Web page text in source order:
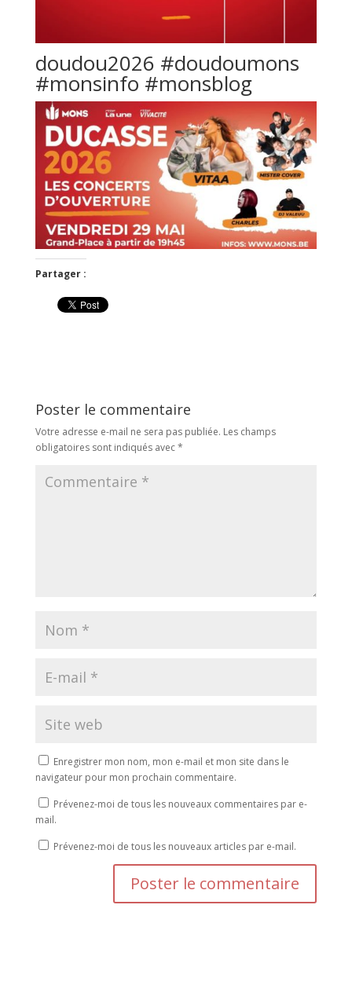
doudou2026 #doudoumons
#monsinfo #monsblog
Partager :
Poster le commentaire
Votre adresse e-mail ne sera pas publiée. Les champs
obligatoires sont indiqués avec*
Enregistrer mon nom, mon e-mail et mon site dans le
navigateur pour mon prochain commentaire.
Prévenez-moi de tous les nouveaux commentaires par e-
mail.
Prévenez-moi de tous les nouveaux articles par e-mail.